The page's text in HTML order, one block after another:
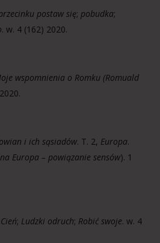
postaw się; pobudka;
. w. 4 (162) 2020.
wspomnienia o Romku (Romuald
i ich sąsiadów. T. 2, Europa.
Europa – powiązanie sensów). 1
Cień; Ludzki odruch; Robić swoje. w. 4